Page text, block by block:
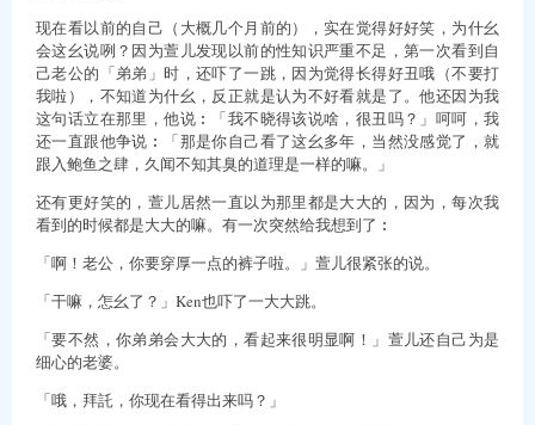
现在看以前的自己（大概几个月前的），实在觉得好好笑，为什幺
会这幺说咧？因为萱儿发现以前的性知识严重不足，第一次看到自
己老公的「弟弟」时，还吓了一跳，因为觉得长得好丑哦（不要打
我啦），不知道为什幺，反正就是认为不好看就是了。他还因为我
这句话立在那里，他说︰「我不晓得该说啥，很丑吗？」呵呵，我
还一直跟他争说︰「那是你自己看了这幺多年，当然没感觉了，就
跟入鲍鱼之肆，久闻不知其臭的道理是一样的嘛。」
还有更好笑的，萱儿居然一直以为那里都是大大的，因为，每次我
看到的时候都是大大的嘛。有一次突然给我想到了︰
「啊！老公，你要穿厚一点的裤子啦。」萱儿很紧张的说。
「干嘛，怎幺了？」Ken也吓了一大大跳。
「要不然，你弟弟会大大的，看起来很明显啊！」萱儿还自己为是
细心的老婆。
「哦，拜託，你现在看得出来吗？」